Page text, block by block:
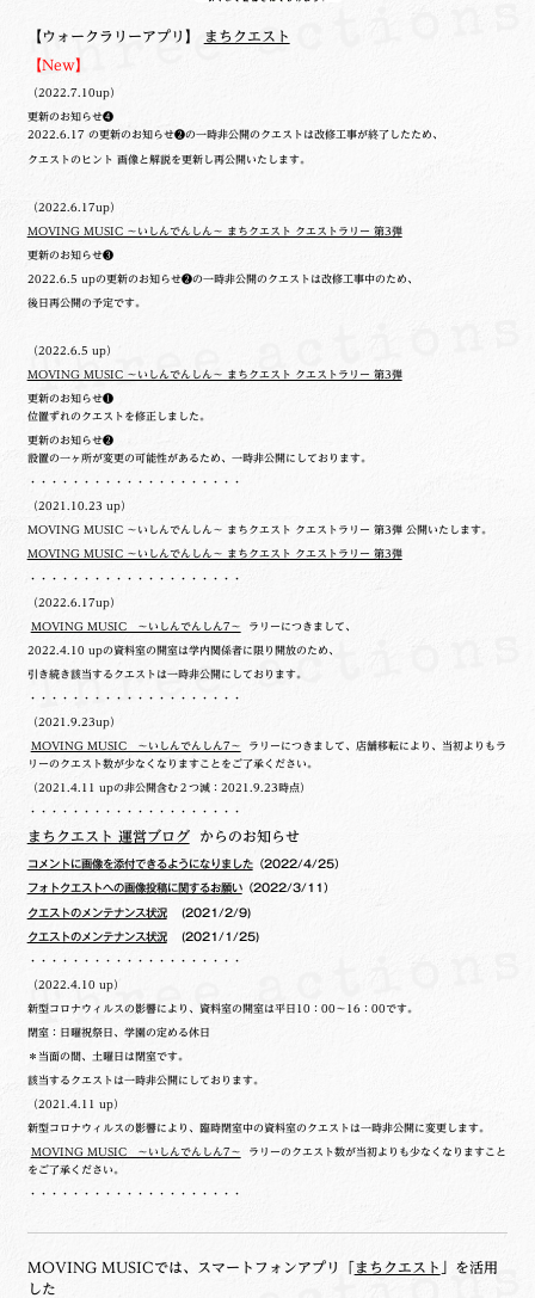
【ウォークラリーアプリ】 まちクエスト
【New】
（2022.7.10up）
更新のお知らせ❹
2022.6.17 の更新のお知らせ❷の一時非公開のクエストは改修工事が終了したため、
クエストのヒント 画像と解説を更新し再公開いたします。
（2022.6.17up）
MOVING MUSIC ～いしんでんしん～ まちクエスト クエストラリー 第3弾
更新のお知らせ❸
2022.6.5 upの更新のお知らせ❷の一時非公開のクエストは改修工事中のため、
後日再公開の予定です。
（2022.6.5 up）
MOVING MUSIC ～いしんでんしん～ まちクエスト クエストラリー 第3弾
更新のお知らせ❶
位置ずれのクエストを修正しました。
更新のお知らせ❷
設置の一ヶ所が変更の可能性があるため、一時非公開にしております。
・・・・・・・・・・・・・・・・・・・・
（2021.10.23 up）
MOVING MUSIC ～いしんでんしん～ まちクエスト クエストラリー 第3弾 公開いたします。
MOVING MUSIC ～いしんでんしん～ まちクエスト クエストラリー 第3弾
・・・・・・・・・・・・・・・・・・・・
（2022.6.17up）
MOVING MUSIC ～いしんでんしん7～ ラリーにつきまして、
2022.4.10 upの資料室の開室は学内関係者に限り開放のため、
引き続き該当するクエストは一時非公開にしております。
・・・・・・・・・・・・・・・・・・・・
（2021.9.23up）
MOVING MUSIC ～いしんでんしん7～ ラリーにつきまして、店舗移転により、当初よりもラ
リーのクエスト数が少なくなりますことをご了承ください。
（2021.4.11 upの非公開含む２つ減：2021.9.23時点）
・・・・・・・・・・・・・・・・・・・・
まちクエスト 運営ブログからのお知らせ
コメントに画像を添付できるようになりました（2022/4/25）
フォトクエストへの画像投稿に関するお願い（2022/3/11）
クエストのメンテナンス状況(2021/2/9)
クエストのメンテナンス状況(2021/1/25)
・・・・・・・・・・・・・・・・・・・・
（2022.4.10 up）
新型コロナウィルスの影響により、資料室の開室は平日10：00～16：00です。
閉室：日曜祝祭日、学園の定める休日
＊当面の間、土曜日は閉室です。
該当するクエストは一時非公開にしております。
（2021.4.11 up）
新型コロナウィルスの影響により、臨時閉室中の資料室のクエストは一時非公開に変更します。
MOVING MUSIC ～いしんでんしん7～ ラリーのクエスト数が当初よりも少なくなりますこと
をご了承ください。
・・・・・・・・・・・・・・・・・・・・
MOVING MUSICでは、スマートフォンアプリ「 まちクエスト
」を活用
した